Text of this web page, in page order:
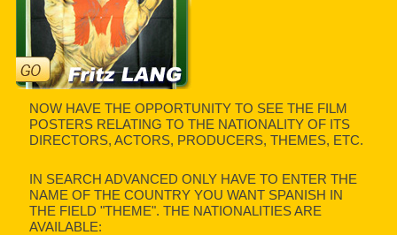
NOW HAVE THE OPPORTUNITY TO SEE THE FILM
POSTERS RELATING TO THE NATIONALITY OF ITS
DIRECTORS, ACTORS, PRODUCERS, THEMES, ETC.
IN SEARCH ADVANCED ONLY HAVE TO ENTER THE
NAME OF THE COUNTRY YOU WANT SPANISH IN
THE FIELD "THEME". THE NATIONALITIES ARE
AVAILABLE: